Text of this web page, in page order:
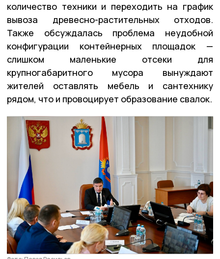
количество техники и переходить на график
вывоза древесно-растительных отходов.
Также обсуждалась проблема неудобной
конфигурации контейнерных площадок —
слишком маленькие отсеки для
крупногабаритного мусора вынуждают
жителей оставлять мебель и сантехнику
рядом, что и провоцирует образование свалок.